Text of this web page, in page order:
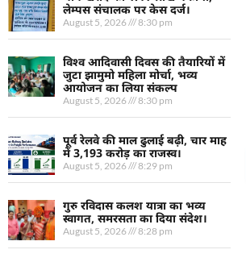
लेम्पस संचालक पर केस दर्ज।
August 5, 2026 8:30 pm
विश्व आदिवासी दिवस की तैयारियों में
जुटा झामुमो महिला मोर्चा, भव्य
आयोजन का लिया संकल्प
August 5, 2026 8:30 pm
पूर्व रेलवे की माल ढुलाई बढ़ी, चार माह
में 3,193 करोड़ का राजस्व।
August 5, 2026 8:29 pm
गुरु रविदास कलश यात्रा का भव्य
स्वागत, समरसता का दिया संदेश।
August 5, 2026 8:28 pm